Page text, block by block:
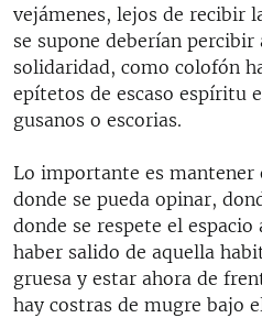
vejámenes, lejos de recibir
se supone deberían percibir
solidaridad, como colofón
epítetos de escaso espíritu
gusanos o escorias.
Lo importante es mantener
donde se pueda opinar,
donde se respete el
haber salido de aquella
gruesa y estar ahora de
hay costras de mugre bajo